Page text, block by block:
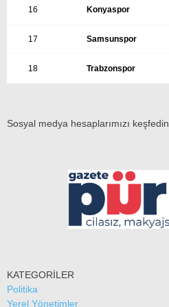
16 Konyaspor
17 Samsunspor
18 Trabzonspor
Sosyal medya hesaplarımızı keşfedin
KATEGORİLER
Politika
Yerel Yönetimler